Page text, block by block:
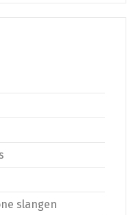
slangen